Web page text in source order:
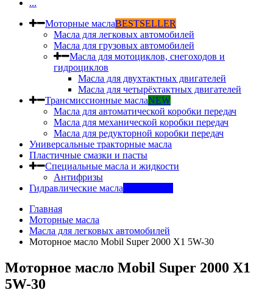
...
Моторные маслаBESTSELLER
Масла для легковых автомобилей
Масла для грузовых автомобилей
Масла для мотоциклов, снегоходов и
гидроциклов
Масла для двухтактных двигателей
Масла для четырёхтактных двигателей
Трансмиссионные маслаNEW
Масла для автоматической коробки передач
Масла для механической коробки передач
Масла для редукторной коробки передач
Универсальные тракторные масла
Пластичные смазки и пасты
Специальные масла и жидкости
Антифризы
Гидравлические масла
Главная
Моторные масла
Масла для легковых автомобилей
Моторное масло Mobil Super 2000 X1 5W-30
Моторное масло Mobil Super 2000 X1
5W-30